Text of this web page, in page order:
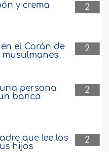
2
y crema
2
el Corán de
2
persona
banco
2
que lee los
hijos